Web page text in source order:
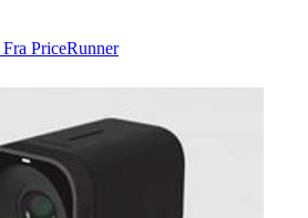
Fra PriceRunner